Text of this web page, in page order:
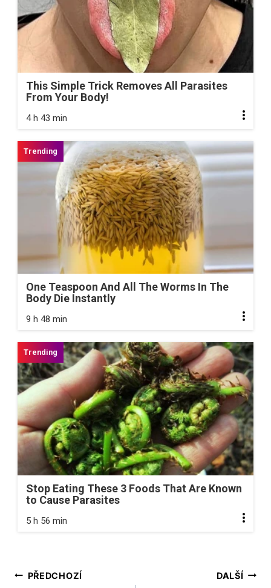
This Simple Trick Removes All Parasites
From Your Body!
4 h 43 min
One Teaspoon And All The Worms In The
Body Die Instantly
9 h 48 min
Stop Eating These 3 Foods That Are Known
to Cause Parasites
5 h 56 min
Navigace
PŘEDCHOZÍ DALŠÍ